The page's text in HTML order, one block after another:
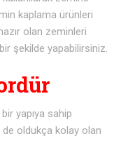
kaplama ürünleri
olan zeminleri
şekilde yapabilirsiniz.
yapıya sahip
de oldukça kolay olan